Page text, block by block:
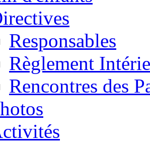
Responsables
Règlement
Rencontres des